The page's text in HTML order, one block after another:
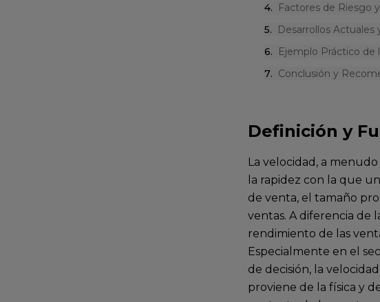
4.
Factores de Riesgo
5.
Desarrollos Actuales
6.
Ejemplo Práctico de
7. Conclusión y
Definición y
La velocidad, a
la rapidez con la que
de venta, el tamaño
ventas. A diferencia de
rendimiento de las
Especialmente en el
de decisión, la
proviene de la física y